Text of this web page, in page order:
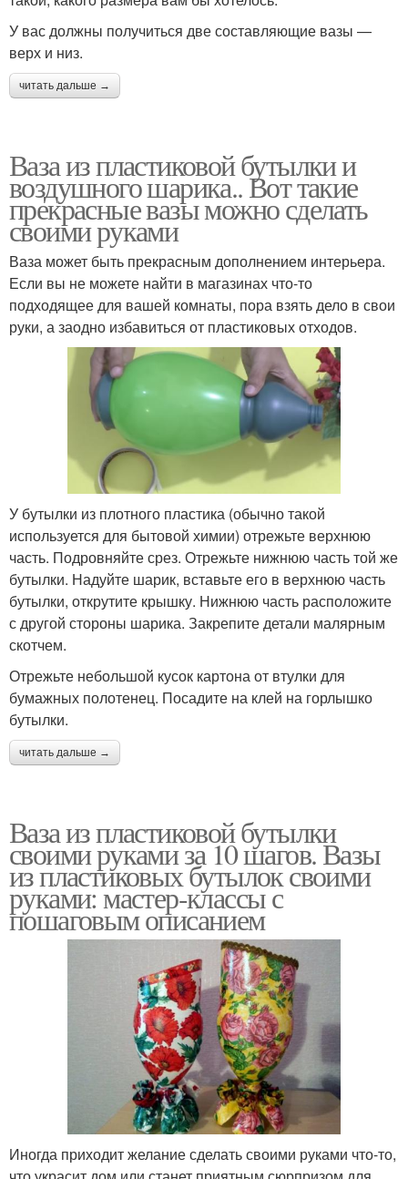
Вазы из банок
Красивые вазы Гипсовые вазы
Стильная ваза Стеклянная ваза
Напольный вариант Ваза для сада
Изысканная ваза
Вазы из бросового
материала
Вазы из пластиковых
труб
Ваза из трубы
У вас должны получиться две составляющие вазы —
верх и низ.
читать дальше →
Ваза из пластиковой бутылки и
воздушного шарика.. Вот такие
прекрасные вазы можно сделать
своими руками
Ваза может быть прекрасным дополнением интерьера.
Если вы не можете найти в магазинах что-то
подходящее для вашей комнаты, пора взять дело в свои
руки, а заодно избавиться от пластиковых отходов.
У бутылки из плотного пластика (обычно такой
используется для бытовой химии) отрежьте верхнюю
часть. Подровняйте срез. Отрежьте нижнюю часть той же
бутылки. Надуйте шарик, вставьте его в верхнюю часть
бутылки, открутите крышку. Нижнюю часть расположите
с другой стороны шарика. Закрепите детали малярным
скотчем.
Отрежьте небольшой кусок картона от втулки для
бумажных полотенец. Посадите на клей на горлышко
бутылки.
читать дальше →
Ваза из пластиковой бутылки
своими руками за 10 шагов. Вазы
из пластиковых бутылок своими
руками: мастер-классы с
пошаговым описанием
Иногда приходит желание сделать своими руками что-то,